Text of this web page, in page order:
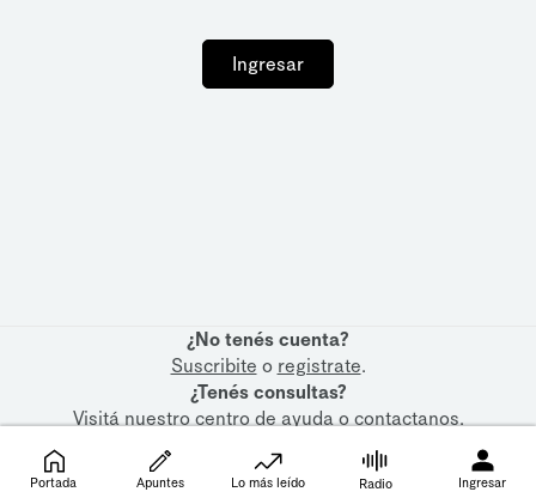
Ingresar
¿No tenés cuenta?
Suscribite o registrate.
¿Tenés consultas?
Visitá nuestrocentro de ayudaocontactanos.
Portada Apuntes Lo más leído Radio Ingresar